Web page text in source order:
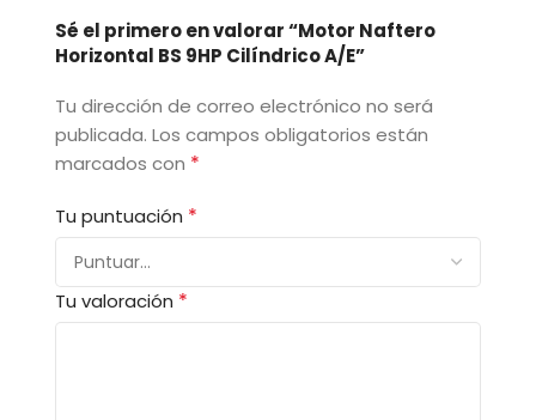
Sé el primero en valorar “Motor Naftero
Horizontal BS 9HP Cilíndrico A/E”
Tu dirección de correo electrónico no será
publicada. Los campos obligatorios están
marcados con *
Tu puntuación *
Tu valoración *